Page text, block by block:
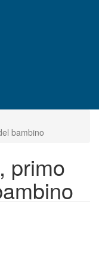
bambino
primo